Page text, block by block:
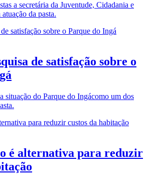
a secretária da Juventude, Cidadania e
da pasta.
de satisfação sobre o
situação do Parque do Ingácomo um dos
é alternativa para reduzir